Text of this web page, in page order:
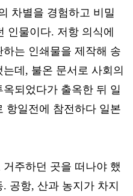
차별을 경험하고 비밀
인물이다. 저항 의식에
는 인쇄물을 제작해 송
데, 불온 문서로 사회의
되었다가 출옥한 뒤 일
항일전에 참전하다 일본
주하던 곳을 떠나야 했
공항, 산과 농지가 차지